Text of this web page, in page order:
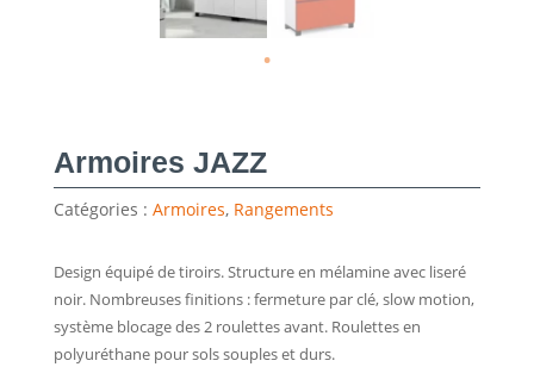
Armoires JAZZ
Catégories : Armoires, Rangements
Design équipé de tiroirs. Structure en mélamine avec liseré
noir. Nombreuses finitions : fermeture par clé, slow motion,
système blocage des 2 roulettes avant. Roulettes en
polyuréthane pour sols souples et durs.